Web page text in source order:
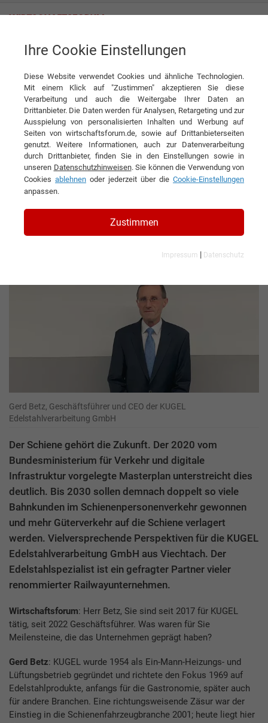
KUGEL Edelstahlverarbeitung GmbH
Interview KUGEL Edelstahlverarbeitung GmbH
DIESEN ARTIKEL EMPFEHLEN
Küchenkompetenz auf die
Schiene gebracht
und CEO der KUGEL Edelstahlverarbeitung
GmbH
Gerd Betz, Geschäftsführer und CEO der KUGEL
Edelstahlverarbeitung GmbH
Der Schiene gehört die Zukunft. Der 2020 vom
Bundesministerium für Verkehr und digitale
Infrastruktur vorgelegte Masterplan unterstreicht dies
deutlich. Bis 2030 sollen demnach doppelt so viele
Bahnkunden im Schienenpersonenverkehr gewonnen
und mehr Güterverkehr auf die Schiene verlagert
werden. Vielversprechende Perspektiven für die KUGEL
Edelstahlverarbeitung GmbH aus Viechtach. Der
Edelstahlspezialist ist ein gefragter Partner vieler
renommierter Railwayunternehmen.
Wirtschaftsforum: Herr Betz, Sie sind seit 2017 für KUGEL
tätig, seit 2022 Geschäftsführer. Was waren für Sie
Meilensteine, die das Unternehmen geprägt haben?
Gerd Betz: KUGEL wurde 1954 als Ein-Mann-Heizungs- und
Lüftungsbetrieb gegründet und richtete den Fokus 1969 auf
Edelstahlprodukte, anfangs für die Gastronomie, später auch
für andere Branchen. Eine richtungsweisende Zäsur war der
Einstieg in die Schienenfahrzeugbranche 2001; heute liegt hier
Ihre Cookie Einstellungen
Diese Website verwendet Cookies und ähnliche Technologien.
Mit einem Klick auf "Zustimmen" akzeptieren Sie diese
Verarbeitung und auch die Weitergabe Ihrer Daten an
Drittanbieter. Die Daten werden für Analysen, Retargeting und zur
Ausspielung von personalisierten Inhalten und Werbung auf
Seiten von wirtschaftsforum.de, sowie auf Drittanbieterseiten
genutzt. Weitere Informationen, auch zur Datenverarbeitung
durch Drittanbieter, finden Sie in den Einstellungen sowie in
unseren Datenschutzhinweisen. Sie können die Verwendung von
Cookies ablehnen oder jederzeit über die Cookie-Einstellungen
anpassen.
Zustimmen
Impressum | Datenschutz